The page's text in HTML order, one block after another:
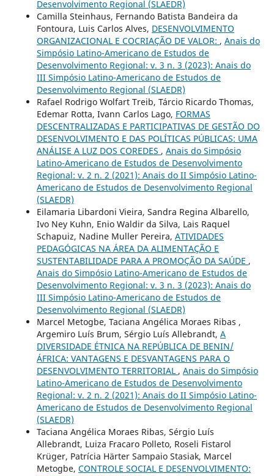
Desenvolvimento Regional (SLAEDR)
Camilla Steinhaus, Fernando Batista Bandeira da
Fontoura, Luis Carlos Alves, DESENVOLVIMENTO
ORGANIZACIONAL E COCRIAÇÃO DE VALOR: , Anais do
Simpósio Latino-Americano de Estudos de
Desenvolvimento Regional: v. 3 n. 3 (2023): Anais do
III Simpósio Latino-Americano de Estudos de
Desenvolvimento Regional (SLAEDR)
Rafael Rodrigo Wolfart Treib, Tárcio Ricardo Thomas,
Edemar Rotta, Ivann Carlos Lago, FORMAS
DESCENTRALIZADAS E PARTICIPATIVAS DE GESTÃO DO
DESENVOLVIMENTO E DAS POLÍTICAS PÚBLICAS: UMA
ANÁLISE A LUZ DOS COREDES , Anais do Simpósio
Latino-Americano de Estudos de Desenvolvimento
Regional: v. 2 n. 2 (2021): Anais do II Simpósio Latino-
Americano de Estudos de Desenvolvimento Regional
(SLAEDR)
Eilamaria Libardoni Vieira, Sandra Regina Albarello,
Ivo Ney Kuhn, Enio Waldir da Silva, Lais Raquel
Schapuiz, Nadine Muller Pereira, ATIVIDADES
PEDAGÓGICAS NA ÁREA DA ALIMENTAÇÃO E
SUSTENTABILIDADE PARA A PROMOÇÃO DA SAÚDE ,
Anais do Simpósio Latino-Americano de Estudos de
Desenvolvimento Regional: v. 3 n. 3 (2023): Anais do
III Simpósio Latino-Americano de Estudos de
Desenvolvimento Regional (SLAEDR)
Marcel Metogbe, Taciana Angélica Moraes Ribas ,
Argemiro Luís Brum, Sérgio Luís Allebrandt, A
DIVERSIDADE ÉTNICA NA REPÚBLICA DE BENIN/
ÁFRICA: VANTAGENS E DESVANTAGENS PARA O
DESENVOLVIMENTO TERRITORIAL , Anais do Simpósio
Latino-Americano de Estudos de Desenvolvimento
Regional: v. 2 n. 2 (2021): Anais do II Simpósio Latino-
Americano de Estudos de Desenvolvimento Regional
(SLAEDR)
Taciana Angélica Moraes Ribas, Sérgio Luís
Allebrandt, Luiza Fracaro Polleto, Roseli Fistarol
Krüger, Patrícia Härter Sampaio Stasiak, Marcel
Metogbe, CONTROLE SOCIAL E DESENVOLVIMENTO: